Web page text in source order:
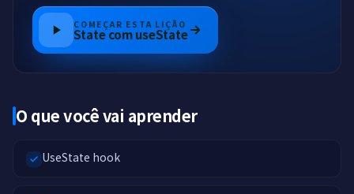
COMEÇAR ESTA LIÇÃO
State com useState
O que você vai aprender
UseState hook